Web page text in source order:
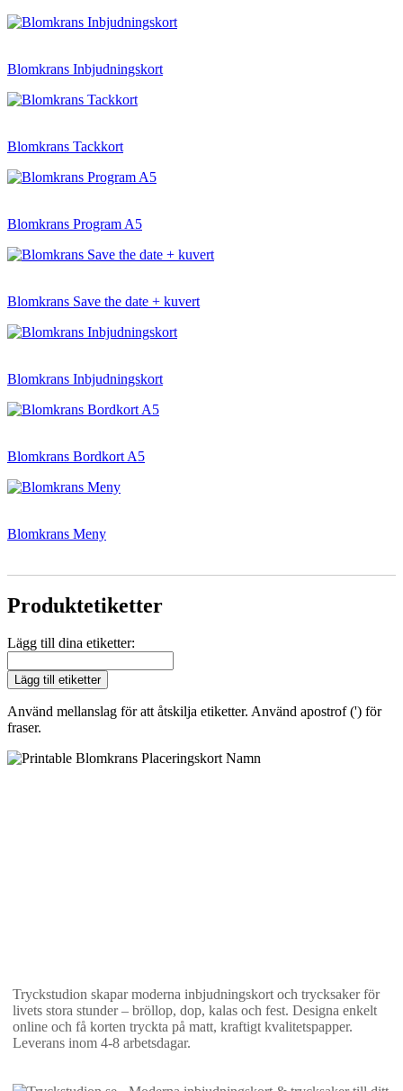
Blomkrans Inbjudningskort
Blomkrans Tackkort
Blomkrans Program A5
Blomkrans Save the date + kuvert
Blomkrans Inbjudningskort
Blomkrans Bordkort A5
Blomkrans Meny
Produktetiketter
Lägg till dina etiketter:
Lägg till etiketter
Använd mellanslag för att åtskilja etiketter. Använd apostrof (') för
fraser.
Tryckstudion skapar moderna inbjudningskort och trycksaker för
livets stora stunder – bröllop, dop, kalas och fest. Designa enkelt
online och få korten tryckta på matt, kraftigt kvalitetspapper.
Leverans inom 4-8 arbetsdagar.